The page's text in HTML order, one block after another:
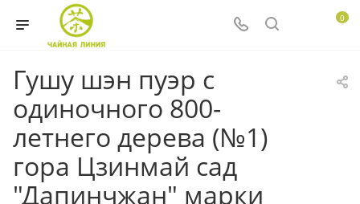
0
Гушу шэн пуэр с
одиночного 800-
летнего дерева (№1)
гора Цзинмай сад
"Дапинчжан" марки